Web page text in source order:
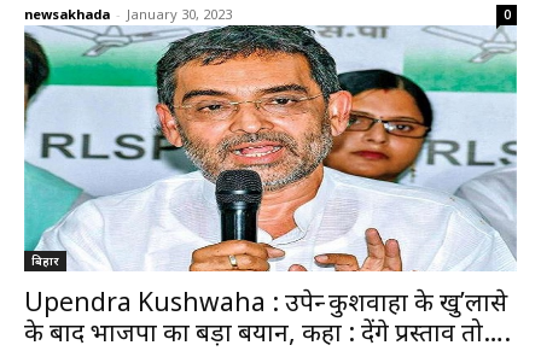
newsakhada - January 30, 2023 0
बिहार
Upendra Kushwaha : उपेन्द्र कुशवाहा के खु’लासे
के बाद भाजपा का बड़ा बयान, कहा : देंगे प्रस्ताव तो….